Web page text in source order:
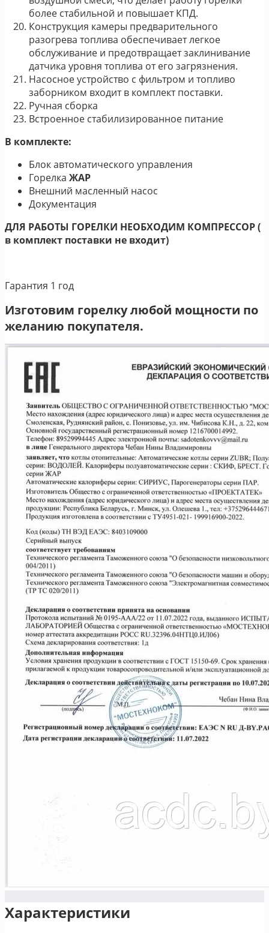
более стабильной и повышает КПД.
Конструкция камеры предварительного
разогрева топлива обеспечивает легкое
обслуживание и предотвращает заклинивание
датчика уровня топлива от его загрязнения.
Насосное устройство с фильтром и топливо
заборником входит в комплект поставки.
Ручная сборка
Встроенное стабилизированное питание
В комплекте:
Блок автоматического управления
Горелка ЖАР
Внешний масленный насос
Документация
ДЛЯ РАБОТЫ ГОРЕЛКИ НЕОБХОДИМ КОМПРЕССОР (
в комплект поставки не входит)
Гарантия 1 год
Изготовим горелку любой мощности по
желанию покупателя.
Характеристики